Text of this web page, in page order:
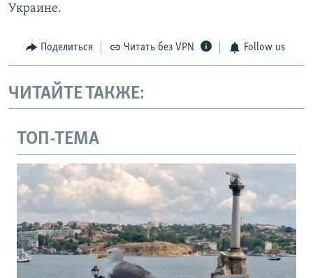
Украине.
Поделиться Читать без VPN Follow us
ЧИТАЙТЕ ТАКЖЕ:
ТОП-ТЕМА